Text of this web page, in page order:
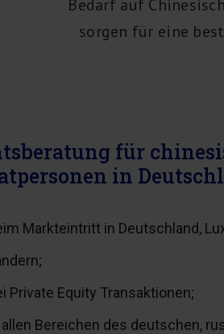
Bedarf auf
sorgen für eine
für
in
Markteintritt in Deutschland,
Private Equity Transaktionen;
allen Bereichen des deutschen,